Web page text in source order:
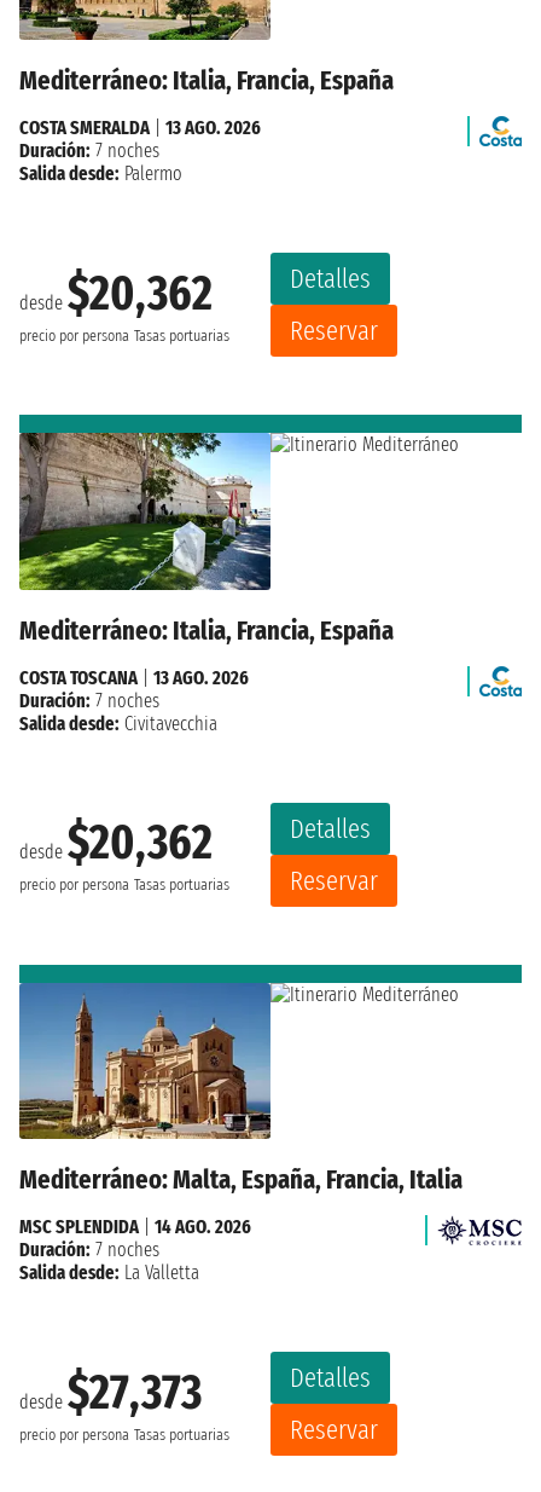
Mediterráneo: Italia, Francia, España
desde $20,362
precio por persona Tasas portuarias
Detalles
Reservar
COSTA SMERALDA| 13 AGO. 2026
Duración: 7 noches
Salida desde: Palermo
Mediterráneo: Italia, Francia, España
desde $20,362
precio por persona Tasas portuarias
Detalles
Reservar
COSTA TOSCANA| 13 AGO. 2026
Duración: 7 noches
Salida desde: Civitavecchia
Mediterráneo: Malta, España, Francia, Italia
desde $27,373
precio por persona Tasas portuarias
Detalles
Reservar
MSC SPLENDIDA| 14 AGO. 2026
Duración: 7 noches
Salida desde: La Valletta